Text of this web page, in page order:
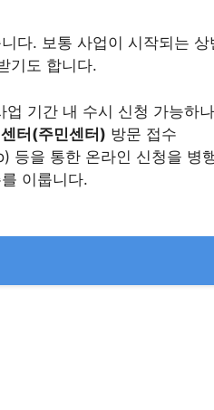
다. 보통 사업이 시작되는
기도 합니다.
기간 내 수시 신청 가능하
센터(주민센터) 방문 접수
등을 통한 온라인 신청을 병
이룹니다.